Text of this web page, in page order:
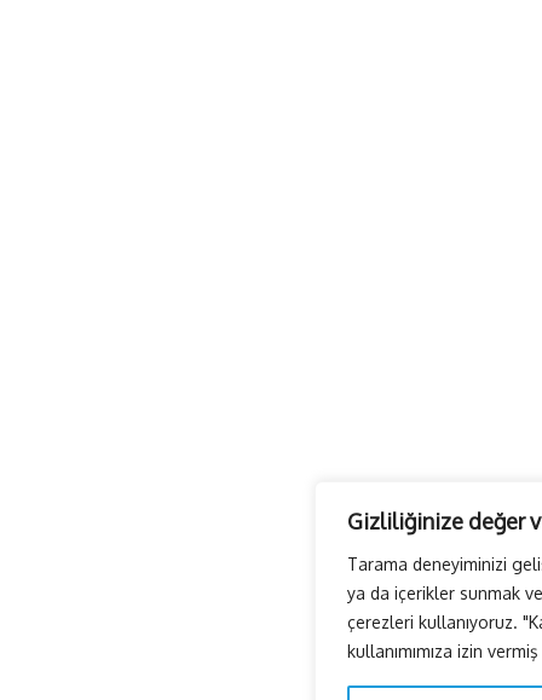
Gizliliğinize değer
Tarama deneyiminizi
ya da içerikler sunmak
çerezleri kullanıyoruz.
kullanımımıza izin